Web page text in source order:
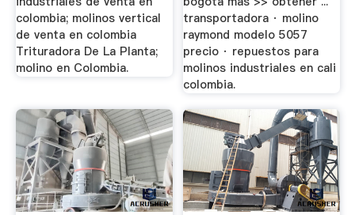
colombia; molinos vertical
de venta en colombia
Trituradora De La Planta;
molino en Colombia.
transportadora · molino
raymond modelo 5057
precio · repuestos para
molinos industriales en cali
colombia.